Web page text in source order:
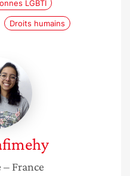
LGBTI
Droits humains
Marie
– France